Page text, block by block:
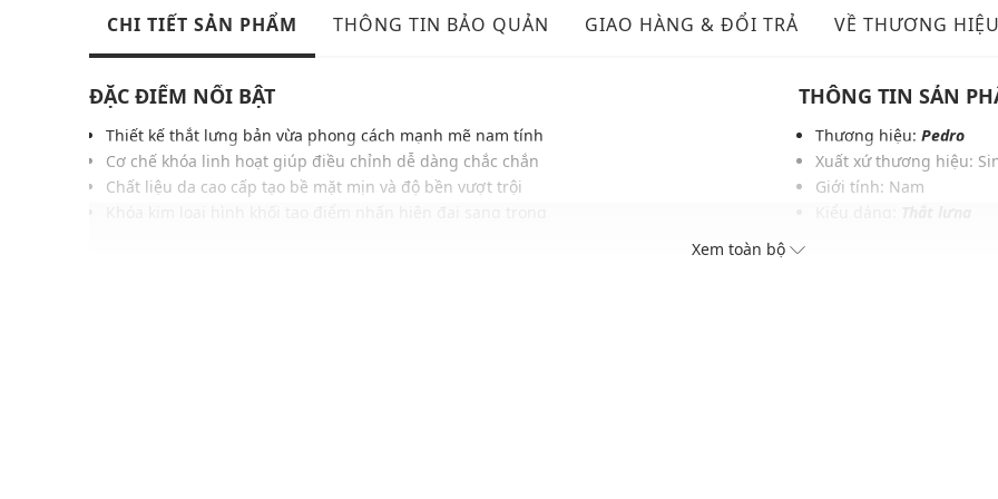
CHI TIẾT SẢN PHẨM THÔNG TIN BẢO QUẢN GIAO HÀNG & ĐỔI TRẢ VỀ THƯƠNG HIỆU
ĐẶC ĐIỂM NỔI BẬT
Thiết kế thắt lưng bản vừa phong cách mạnh mẽ nam tính
Cơ chế khóa linh hoạt giúp điều chỉnh dễ dàng chắc chắn
Chất liệu da cao cấp tạo bề mặt mịn và độ bền vượt trội
THÔNG TIN SẢN
Thương hiệu: Pedro
Xuất xứ thương hiệu:
Giới tính: Nam
Xem toàn bộ